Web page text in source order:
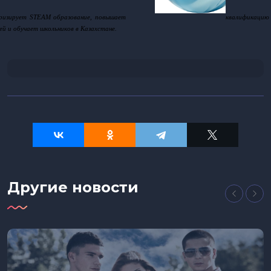
STEAM образование, повышает
квалификацию
и обучает школьников в Казахстане.
Другие новости